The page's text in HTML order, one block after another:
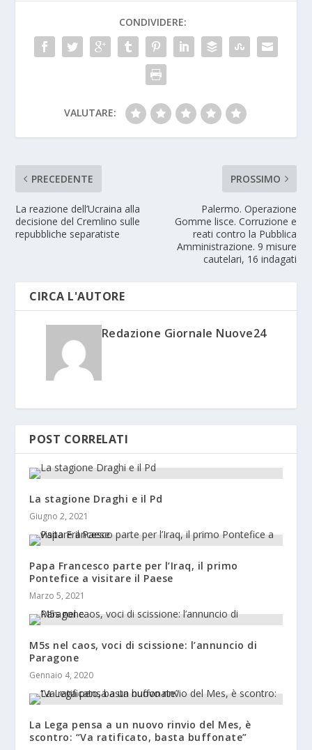
CONDIVIDERE:
VALUTARE:
PRECEDENTE
La reazione dell’Ucraina alla
decisione del Cremlino sulle
repubbliche separatiste
PROSSIMO
Palermo. Operazione
Gomme lisce. Corruzione e
reati contro la Pubblica
Amministrazione. 9 misure
cautelari, 16 indagati
CIRCA L'AUTORE
Redazione Giornale Nuove24
POST CORRELATI
La stagione Draghi e il Pd
Giugno 2, 2021
Papa Francesco parte per l’Iraq, il primo
Pontefice a visitare il Paese
Marzo 5, 2021
M5s nel caos, voci di scissione: l’annuncio di
Paragone
Gennaio 4, 2020
La Lega pensa a un nuovo rinvio del Mes, è
scontro: “Va ratificato, basta buffonate”